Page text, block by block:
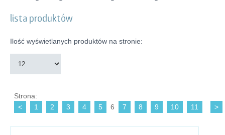
lista produktów
Ilość wyświetlanych produktów na stronie:
Strona:
<
1 2 3 4 5 6 7 8 9 10 11 >